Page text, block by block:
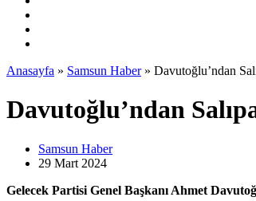
Anasayfa » Samsun Haber » Davutoğlu’ndan
Davutoğlu’ndan
Samsun Haber
29 Mart 2024
Gelecek Partisi Genel Başkanı Ahmet